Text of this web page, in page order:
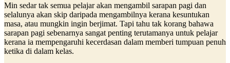
Min sedar tak semua pelajar akan mengambil sarapan pagi dan
selalunya akan skip daripada mengambilnya kerana kesuntukan
masa, atau mungkin ingin berjimat. Tapi tahu tak korang bahawa
sarapan pagi sebenarnya sangat penting terutamanya untuk pelajar
kerana ia mempengaruhi kecerdasan dalam memberi tumpuan penuh
ketika di dalam kelas.